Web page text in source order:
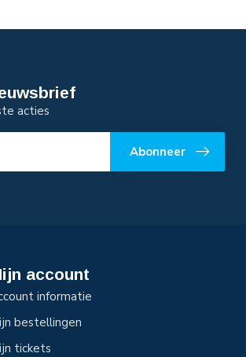
acties
Abonneer
account
informatie
bestellingen
tickets